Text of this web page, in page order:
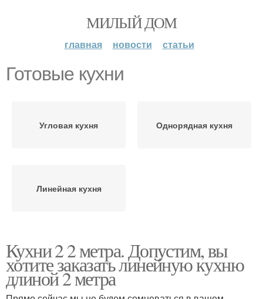
МИЛЫЙ ДОМ
главная новости статьи
Готовые кухни
Угловая кухня Однорядная кухня
Линейная кухня
Кухни 2 2 метра. Допустим, вы
хотите заказать линейную кухню
длиной 2 метра